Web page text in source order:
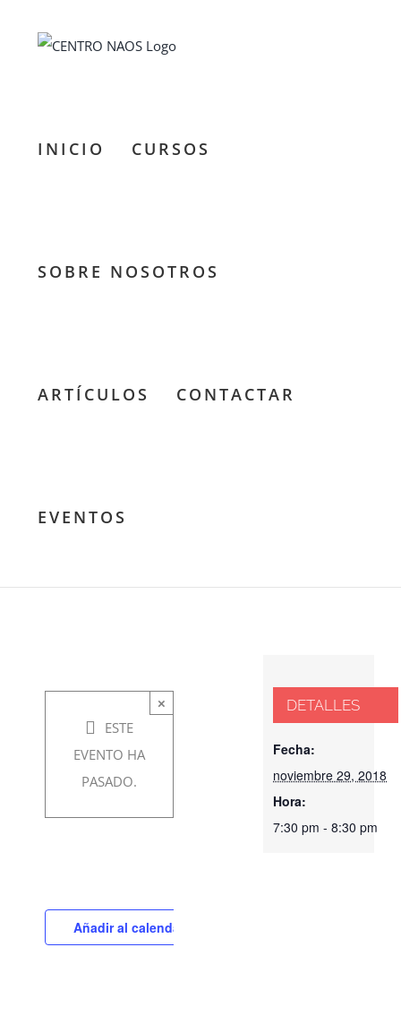
INICIO CURSOS
SOBRE NOSOTROS
ARTÍCULOS CONTACTAR
EVENTOS
×
ESTE
EVENTO HA
PASADO.
Zegri” La
noviembre
29, 2018 @
7:30 pm
8:30 pm
Añadir al calendario
DETALLES
Fecha:
noviembre 29, 2018
Hora:
7:30 pm - 8:30 pm